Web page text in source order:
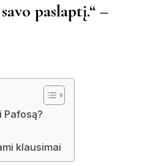
paslaptį.“ –
Pafosą?
klausimai